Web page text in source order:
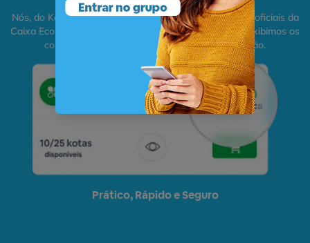
Nós, do Kotas Plus, registramos os jogos nas lotéricas oficiais da
Caixa Econômica Federal, digitalizamos os bilhetes e exibimos os
comprovantes na conta de quem adquiriu o bolão.
Prático, Rápido e Seguro